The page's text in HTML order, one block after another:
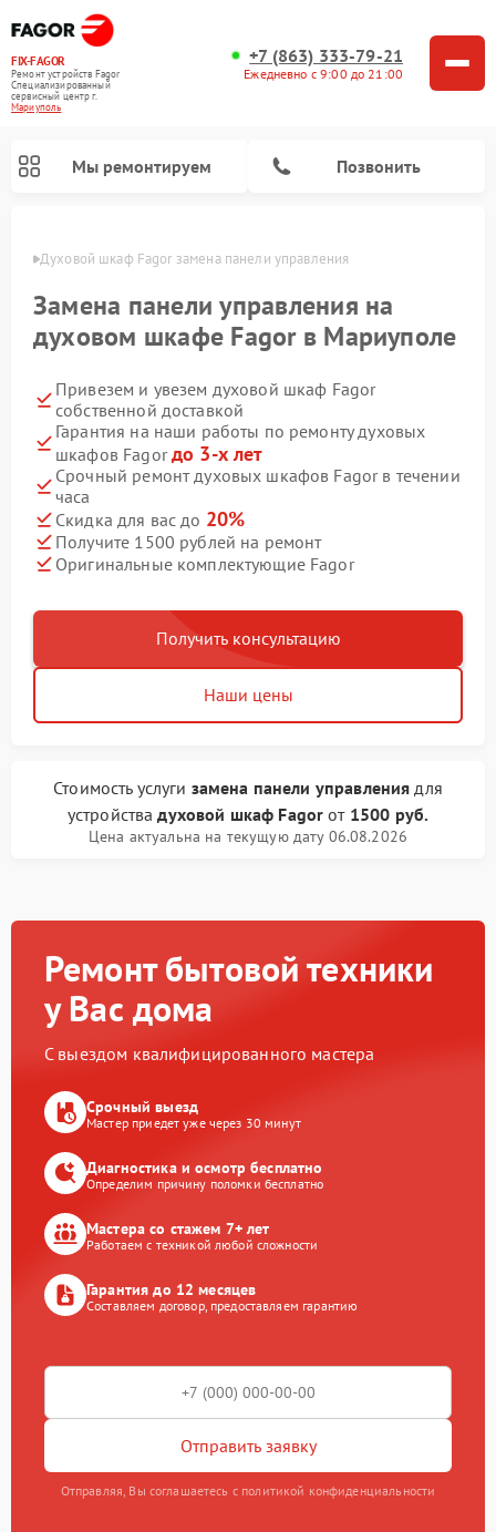
FIX-FAGOR
Ремонт устройств Fagor
Специализированный
cервисный центр г.
Мариуполь
+7 (863) 333-79-21
Ежедневно с 9:00 до 21:00
Мы ремонтируем Позвонить
Духовой шкаф Fagor замена панели управления
Замена панели управления на
духовом шкафе Fagor в Мариуполе
Привезем и увезем духовой шкаф Fagor
собственной доставкой
Гарантия на наши работы по ремонту духовых
шкафов Fagorдо 3-х лет
Срочный ремонт духовых шкафов Fagor в течении
часа
Скидка для вас до 20%
Получите 1500 рублей на ремонт
Оригинальные комплектующие Fagor
Получить консультацию
Наши цены
Стоимость услуги замена панели управления для
устройствадуховой шкаф Fagor от 1500 руб.
Цена актуальна на текущую дату 06.08.2026
Ремонт бытовой техники
у Вас дома
С выездом квалифицированного мастера
Срочный выезд
Мастер приедет уже через 30 минут
Диагностика и осмотр бесплатно
Определим причину поломки бесплатно
Мастера со стажем 7+ лет
Работаем с техникой любой сложности
Гарантия до 12 месяцев
Составляем договор, предоставляем гарантию
Отправить заявку
Отправляя, Вы соглашаетесь с политикой конфиденциальности